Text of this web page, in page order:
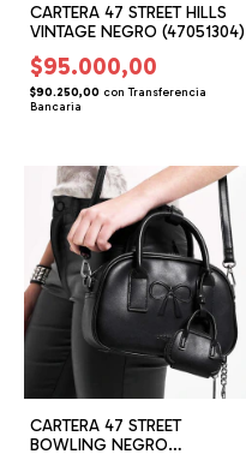
CARTERA 47 STREET HILLS
VINTAGE NEGRO (47051304)
$95.000,00
$90.250,00 con Transferencia
Bancaria
CARTERA 47 STREET
BOWLING NEGRO